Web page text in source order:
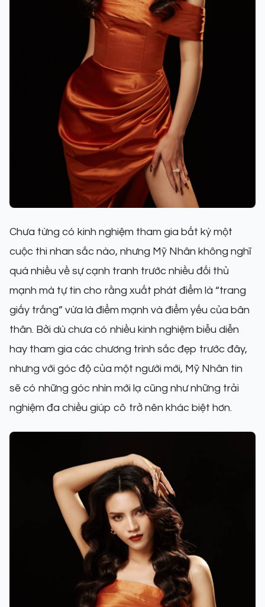
Chưa từng có kinh nghiệm tham gia bất kỳ một
cuộc thi nhan sắc nào, nhưng Mỹ Nhân không nghĩ
quá nhiều về sự cạnh tranh trước nhiều đối thủ
mạnh mà tự tin cho rằng xuất phát điểm là “trang
giấy trắng” vừa là điểm mạnh và điểm yếu của bân
thân. Bởi dù chưa có nhiều kinh nghiệm biễu diễn
hay tham gia các chương trình sắc đẹp trước đây,
nhưng với góc độ của một người mới, Mỹ Nhân tin
sẽ có những góc nhìn mới lạ cũng như những trải
nghiệm đa chiều giúp cô trở nên khác biệt hơn.